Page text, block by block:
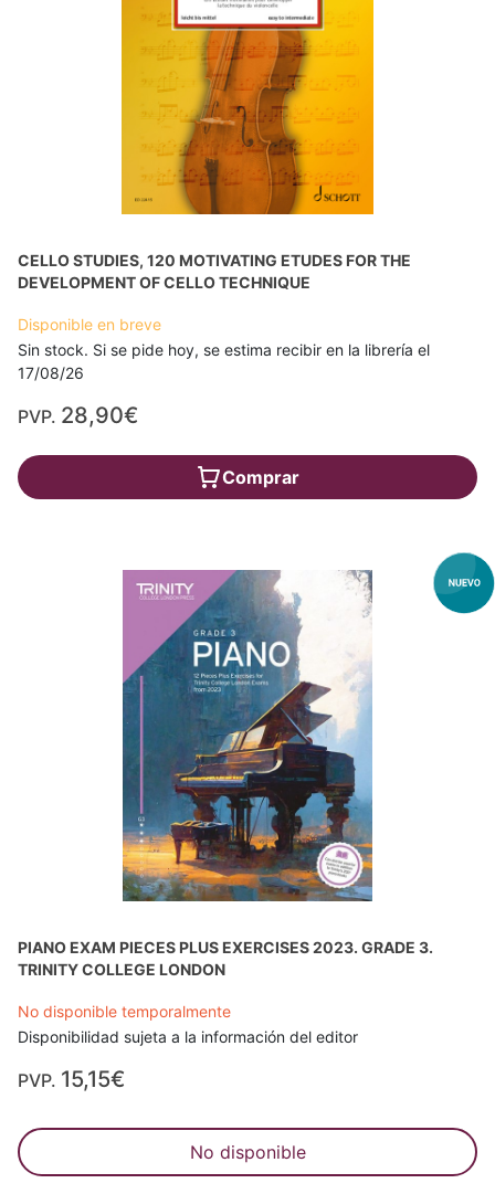
CELLO STUDIES, 120 MOTIVATING ETUDES FOR THE
DEVELOPMENT OF CELLO TECHNIQUE
Disponible en breve
Sin stock. Si se pide hoy, se estima recibir en la librería el
17/08/26
PVP. 28,90€
Comprar
PIANO EXAM PIECES PLUS EXERCISES 2023. GRADE 3.
TRINITY COLLEGE LONDON
No disponible temporalmente
Disponibilidad sujeta a la información del editor
PVP. 15,15€
No disponible